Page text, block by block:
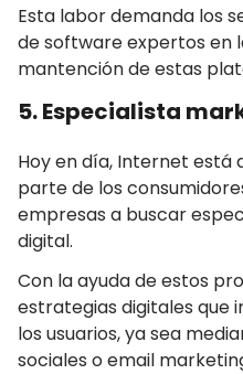
Esta labor demanda los
de software expertos en
mantención de estas
5. Especialista
Hoy en día, Internet está
parte de los
empresas a buscar
digital.
Con la ayuda de estos
estrategias digitales que
los usuarios, ya sea
sociales o email